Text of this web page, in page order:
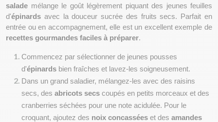
salade mélange le goût légèrement piquant des jeunes feuilles
d'épinards avec la douceur sucrée des fruits secs. Parfait en
recettes gourmandes faciles à préparer.
Commencez par sélectionner de jeunes pousses
d'épinards bien fraîches et lavez-les soigneusement.
Dans un grand saladier, mélangez-les avec des raisins
secs, des abricots secs coupés en petits morceaux et des
cranberries séchées pour une note acidulée. Pour le
croquant, ajoutez des noix concassées et des amandes